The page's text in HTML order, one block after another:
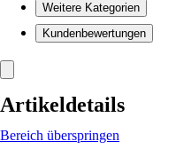
Weitere Kategorien
Kundenbewertungen
Artikeldetails
Bereich überspringen